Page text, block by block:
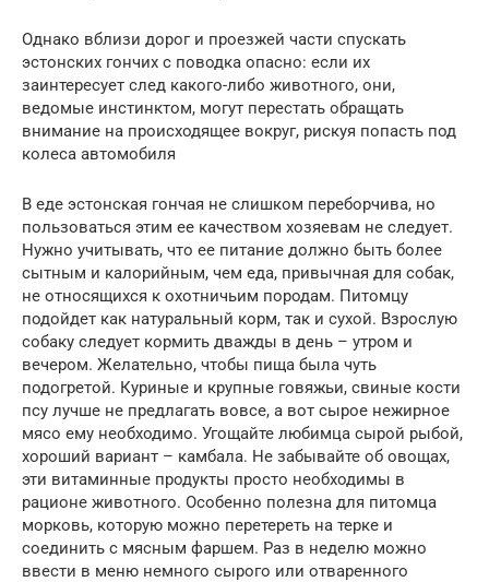
Однако вблизи дорог и проезжей части спускать
эстонских гончих с поводка опасно: если их
заинтересует след какого-либо животного, они,
ведомые инстинктом, могут перестать обращать
внимание на происходящее вокруг, рискуя попасть под
колеса автомобиля
В еде эстонская гончая не слишком переборчива, но
пользоваться этим ее качеством хозяевам не следует.
Нужно учитывать, что ее питание должно быть более
сытным и калорийным, чем еда, привычная для собак,
не относящихся к охотничьим породам. Питомцу
подойдет как натуральный корм, так и сухой. Взрослую
собаку следует кормить дважды в день – утром и
вечером. Желательно, чтобы пища была чуть
подогретой. Куриные и крупные говяжьи, свиные кости
псу лучше не предлагать вовсе, а вот сырое нежирное
мясо ему необходимо. Угощайте любимца сырой рыбой,
хороший вариант – камбала. Не забывайте об овощах,
эти витаминные продукты просто необходимы в
рационе животного. Особенно полезна для питомца
морковь, которую можно перетереть на терке и
соединить с мясным фаршем. Раз в неделю можно
ввести в меню немного сырого или отваренного